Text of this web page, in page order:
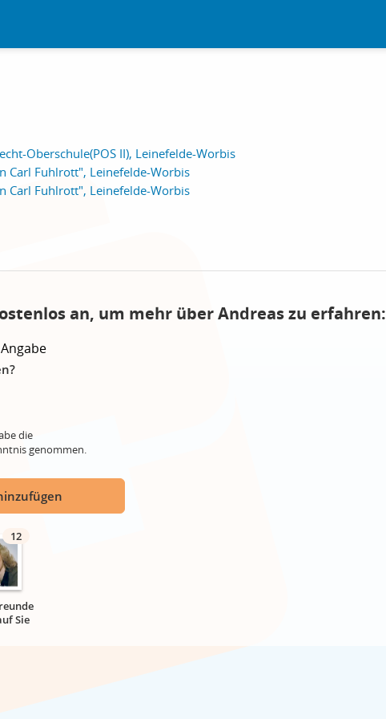
Oberschule(POS II), Leinefelde-Worbis
Carl Fuhlrott", Leinefelde-Worbis
Carl Fuhlrott", Leinefelde-Worbis
an, um mehr über Andreas zu erfahren:
die
genommen.
12
Sie